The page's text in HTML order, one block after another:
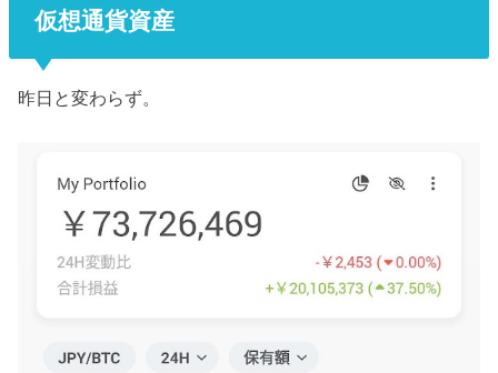
仮想通貨資産
昨日と変わらず。